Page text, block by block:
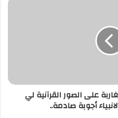
على الصور القرآنية لي
أجوبة صادمة..